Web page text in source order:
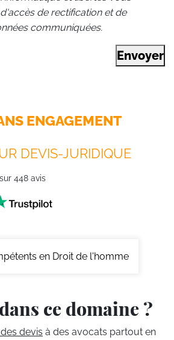
de rectification et de
communiquées.
Envoyer
ENGAGEMENT
DEVIS-JURIDIQUE
sur 448 avis
en Droit de l'homme
ce domaine ?
devis à des avocats partout en